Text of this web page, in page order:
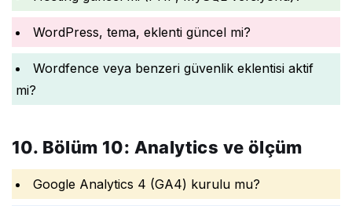
WordPress, tema, eklenti güncel mi?
Wordfence veya benzeri güvenlik eklentisi aktif
mi?
10. Bölüm 10: Analytics ve ölçüm
Google Analytics 4 (GA4) kurulu mu?